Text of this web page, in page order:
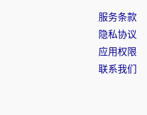
服务条款
隐私协议
应用权限
联系我们